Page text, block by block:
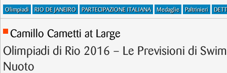
Olimpiadi RIO DE JANEIRO PARTECIPAZIONE ITALIANA Medaglie Paltrinieri
Camillo Cametti at Large
Olimpiadi di Rio 2016 – Le Previsioni di
Nuoto